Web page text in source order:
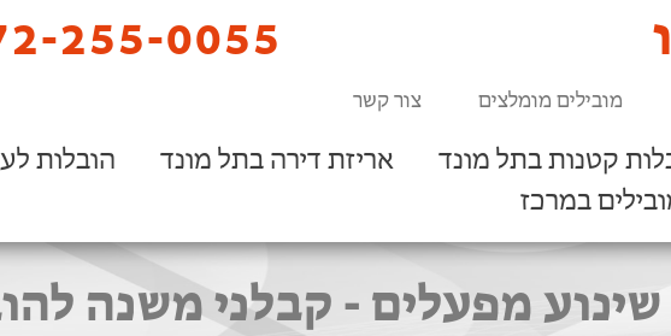
255-0055
מובילים מומלצים צור קשר
קטנות בתל מונד אריזת דירה בתל מונד
הובלות
במרכז
מפעלים - קבלני משנה